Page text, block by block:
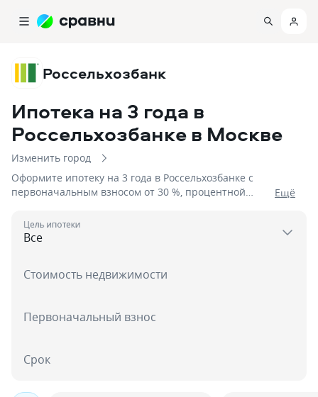
Россельхозбанк
Ипотека на 3 года в
Россельхозбанке в Москве
Изменить город
Оформите ипотеку на 3 года в Россельхозбанке с
первоначальным взносом от 30 %, процентной
Eщё
Цель ипотеки
Стоимость недвижимости
Первоначальный взнос
Срок